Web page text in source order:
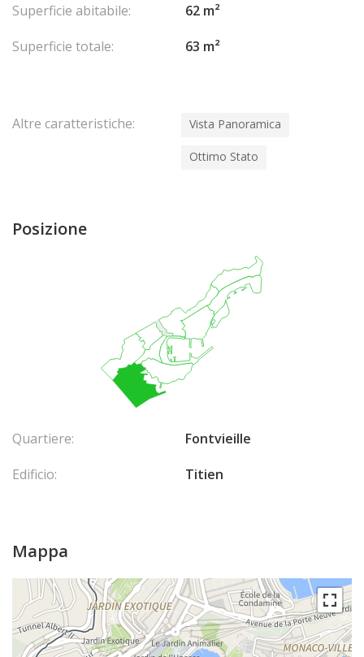
Superficie abitabile:
62 m²
Superficie totale:
63 m²
Altre caratteristiche: Vista Panoramica
Ottimo Stato
Posizione
Quartiere:
Fontvieille
Edificio:
Titien
Mappa